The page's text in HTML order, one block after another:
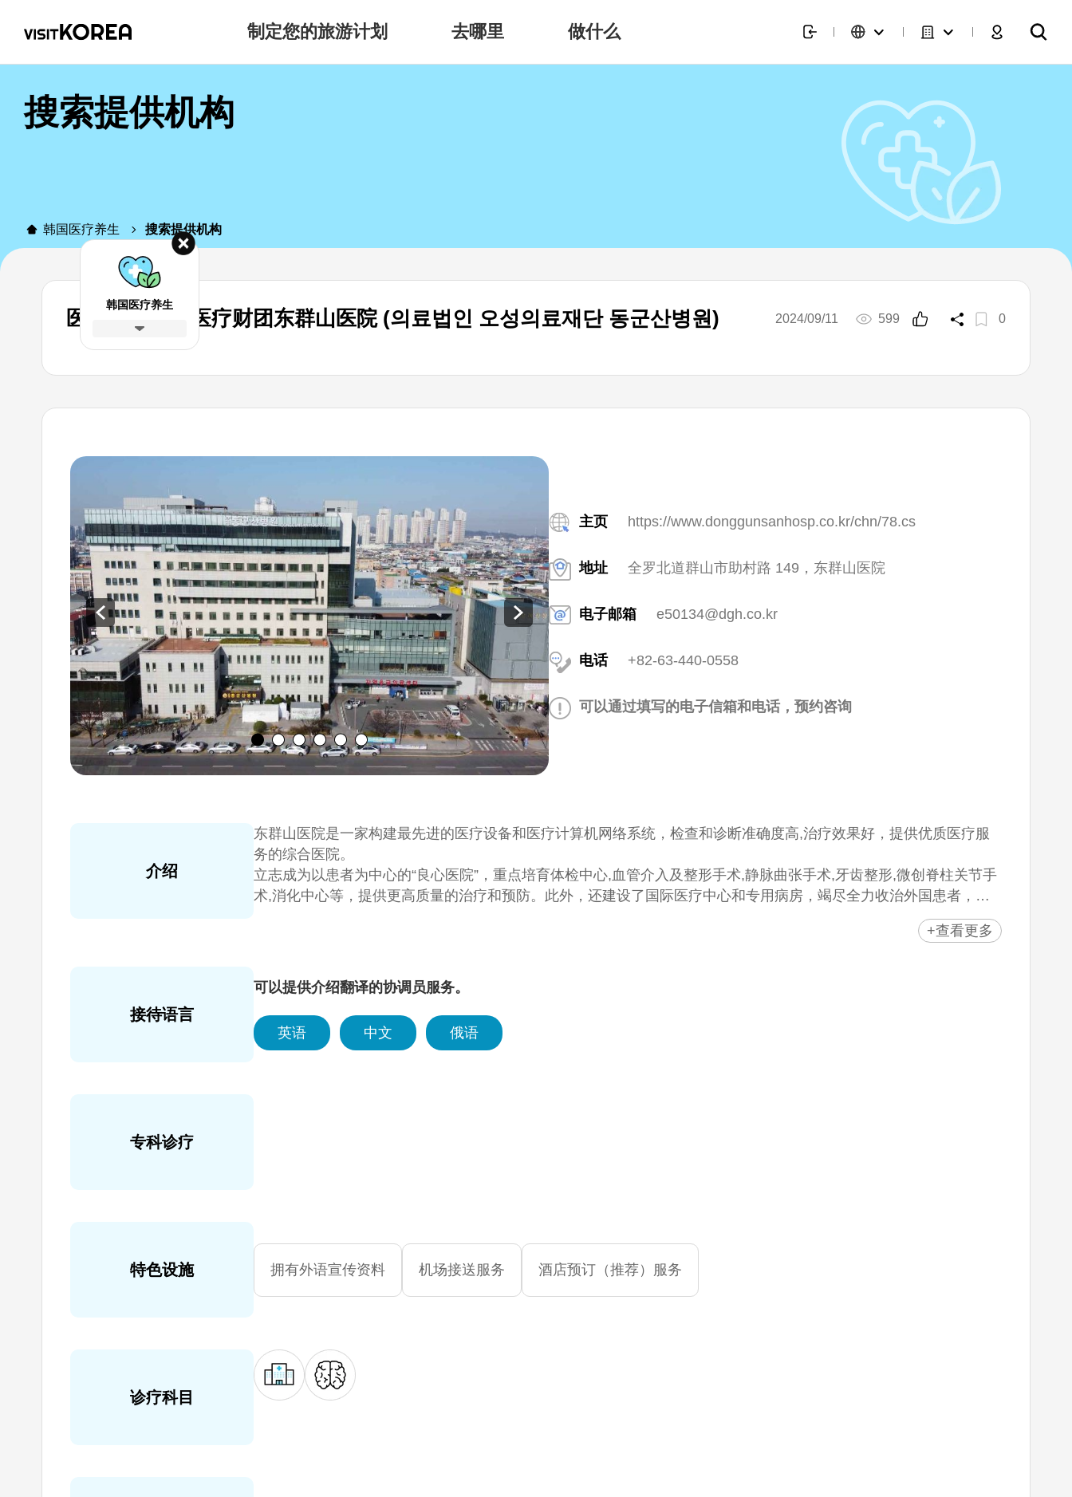
制定您的旅游计划 去哪里 做什么
搜索提供机构
韩国医疗养生 搜索提供机构
医疗法人五星医疗财团东群山医院 (의료법인 오성의료재단 동군산병원) 2024/09/11 599 0
主页 https://www.donggunsanhosp.co.kr/chn/78.cs
地址 全罗北道群山市助村路 149，东群山医院
电子邮箱 e50134@dgh.co.kr
电话 +82-63-440-0558
可以通过填写的电子信箱和电话，预约咨询
介绍
东群山医院是一家构建最先进的医疗设备和医疗计算机网络系统，检查和诊断准确度高,治疗效果好，提供优质医疗服
务的综合医院。
立志成为以患者为中心的“良心医院”，重点培育体检中心,血管介入及整形手术,静脉曲张手术,牙齿整形,微创脊柱关节手
术,消化中心等，提供更高质量的治疗和预防。此外，还建设了国际医疗中心和专用病房，竭尽全力收治外国患者，计
+查看更多
接待语言
可以提供介绍翻译的协调员服务。
英语 中文 俄语
专科诊疗
特色设施 拥有外语宣传资料 机场接送服务 酒店预订（推荐）服务
诊疗科目
韩国医疗养生